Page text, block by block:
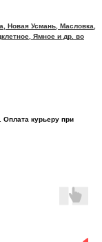
Новая Усмань, Масловка,
Ямное и др. во
курьеру при